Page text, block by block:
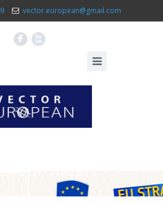
vector.european@gmail.com
F X